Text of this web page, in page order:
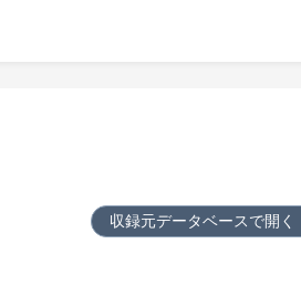
収録元データベースで開く